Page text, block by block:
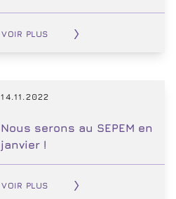
VOIR PLUS
14.11.2022
Nous serons au SEPEM en
janvier !
VOIR PLUS